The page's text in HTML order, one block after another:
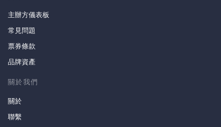
主辦方儀表板
常見問題
票券條款
品牌資產
關於我們
關於
聯繫